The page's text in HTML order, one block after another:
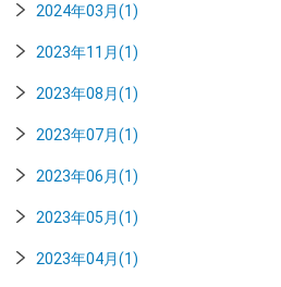
2024年03月(1)
2023年11月(1)
2023年08月(1)
2023年07月(1)
2023年06月(1)
2023年05月(1)
2023年04月(1)